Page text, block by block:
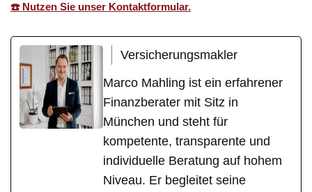
☎️ Nutzen Sie unser Kontaktformular.
Versicherungsmakler
Marco Mahling ist ein erfahrener
Finanzberater mit Sitz in
München und steht für
kompetente, transparente und
individuelle Beratung auf hohem
Niveau. Er begleitet seine